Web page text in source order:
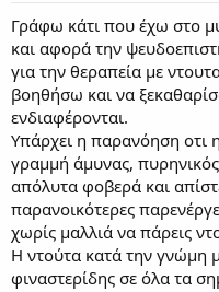
Γράφω κάτι που έχω στο
και αφορά την
για την θεραπεία με
βοηθήσω και να
ενδιαφέρονται.
Υπάρχει η παρανόηση οτι
γραμμή άμυνας,
απόλυτα φοβερά και
παρανοικότερες
χωρίς μαλλιά να πάρεις
Η ντούτα κατά την γνώμη
φιναστερίδης σε όλα τα